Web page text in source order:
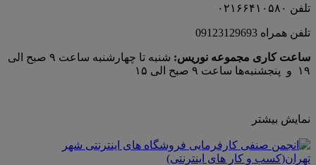
تلفن ۰۲۱۶۶۴۱۰۵۸۰
تلفن همراه 09123129693
ساعت کاری مجموعه نوریس:
شنبه تا چهارشنبه ساعت ۹ صبح الی
۱۹ و پنجشنبه‌ها ساعت ۹ صبح الی ۱۵
نمایش بیشتر